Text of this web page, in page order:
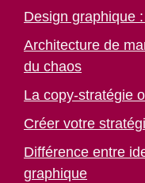
Design graphique
Architecture de
du chaos
La copy-stratégie
Créer votre
Différence entre
graphique